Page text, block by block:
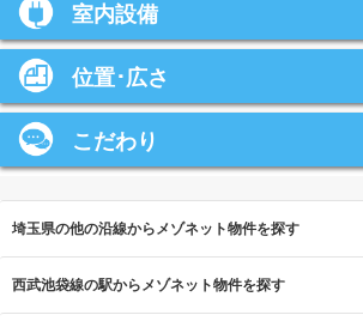
室内設備
位置･広さ
こだわり
埼玉県の他の沿線からメゾネット物件を探す
西武池袋線の駅からメゾネット物件を探す